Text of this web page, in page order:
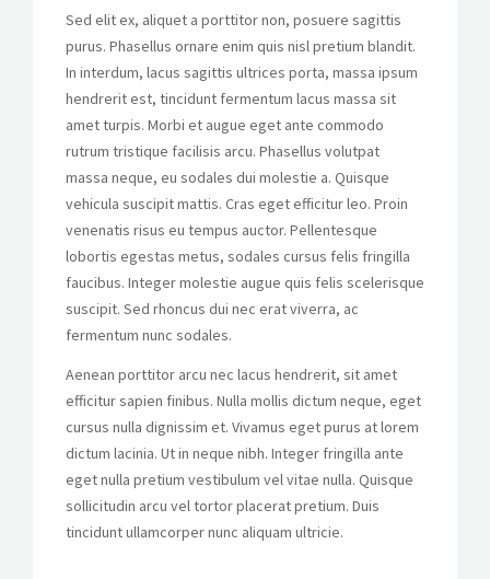
Sed elit ex, aliquet a porttitor non, posuere sagittis
purus. Phasellus ornare enim quis nisl pretium blandit.
In interdum, lacus sagittis ultrices porta, massa ipsum
hendrerit est, tincidunt fermentum lacus massa sit
amet turpis. Morbi et augue eget ante commodo
rutrum tristique facilisis arcu. Phasellus volutpat
massa neque, eu sodales dui molestie a. Quisque
vehicula suscipit mattis. Cras eget efficitur leo. Proin
venenatis risus eu tempus auctor. Pellentesque
lobortis egestas metus, sodales cursus felis fringilla
faucibus. Integer molestie augue quis felis scelerisque
suscipit. Sed rhoncus dui nec erat viverra, ac
fermentum nunc sodales.
Aenean porttitor arcu nec lacus hendrerit, sit amet
efficitur sapien finibus. Nulla mollis dictum neque, eget
cursus nulla dignissim et. Vivamus eget purus at lorem
dictum lacinia. Ut in neque nibh. Integer fringilla ante
eget nulla pretium vestibulum vel vitae nulla. Quisque
sollicitudin arcu vel tortor placerat pretium. Duis
tincidunt ullamcorper nunc aliquam ultricie.